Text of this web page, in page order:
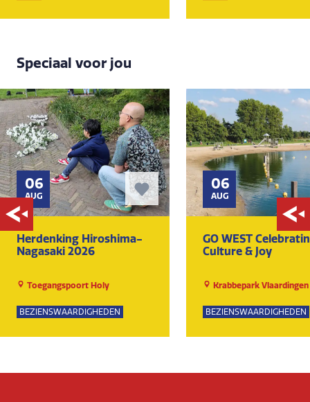
Speciaal voor jou
06
AUG
Herdenking Hiroshima-
Nagasaki 2026
Toegangspoort Holy
BEZIENSWAARDIGHEDEN
06
AUG
GO WEST
Culture & Joy
Krabbepark Vlaardingen
BEZIENSWAARDIGHEDEN